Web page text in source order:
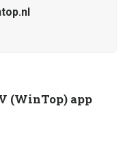
(WinTop) app